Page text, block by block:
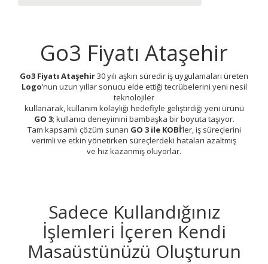
Go3 Fiyatı Ataşehir
Go3 Fiyatı Ataşehir30 yılı aşkın süredir iş uygulamaları üreten
Logo’nun uzun yıllar sonucu elde ettiği tecrübelerini yeni nesil
teknolojiler
kullanarak, kullanım kolaylığı hedefiyle geliştirdiği yeni ürünü
GO 3; kullanıcı deneyimini bambaşka bir boyuta taşıyor.
Tam kapsamlı çözüm sunan GO 3 ile KOBİ’ler, iş süreçlerini
verimli ve etkin yönetirken süreçlerdeki hataları azaltmış
ve hız kazanmış oluyorlar.
Sadece Kullandığınız
İşlemleri İçeren Kendi
Masaüstünüzü Oluşturun